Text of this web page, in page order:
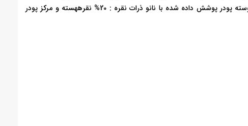
پودر پوشش داده شده با نانو ذرات نقره : 20% نقره
هسته و مرکز پودر